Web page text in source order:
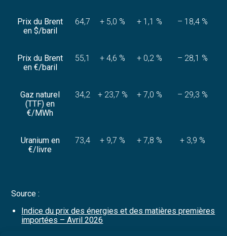
Prix du Brent
en $/baril
64,7 + 5,0 % + 1,1 % – 18,4 %
Prix du Brent
en €/baril
55,1 + 4,6 % + 0,2 % – 28,1 %
Gaz naturel
(TTF) en
€/MWh
34,2 + 23,7 % + 7,0 % – 29,3 %
Uranium en
€/livre
73,4 + 9,7 % + 7,8 % + 3,9 %
Source :
Indice du prix des énergies et des matières premières
importées – Avril 2026